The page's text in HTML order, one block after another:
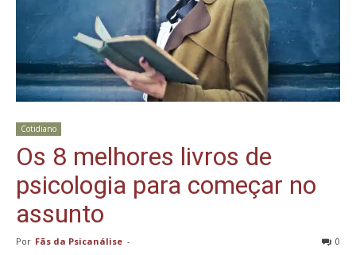
Cotidiano
Os 8 melhores livros de
psicologia para começar no
assunto
Por Fãs da Psicanálise - 0